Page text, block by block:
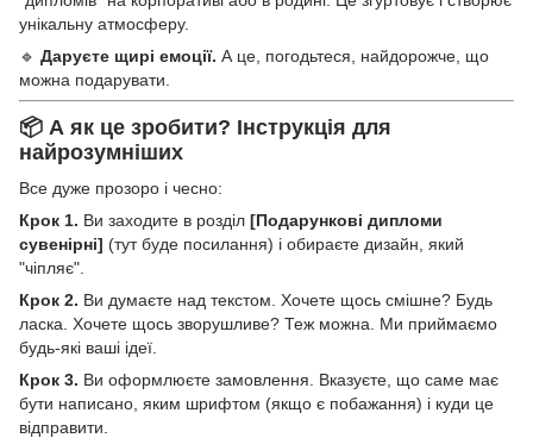
унікальну атмосферу.
🔹 Даруєте щирі емоції. А це, погодьтеся, найдорожче, що
можна подарувати.
📦 А як це зробити? Інструкція для
найрозумніших
Все дуже прозоро і чесно:
Крок 1. Ви заходите в розділ [Подарункові дипломи
сувенірні] (тут буде посилання) і обираєте дизайн, який
"чіпляє".
Крок 2. Ви думаєте над текстом. Хочете щось смішне? Будь
ласка. Хочете щось зворушливе? Теж можна. Ми приймаємо
будь-які ваші ідеї.
Крок 3. Ви оформлюєте замовлення. Вказуєте, що саме має
бути написано, яким шрифтом (якщо є побажання) і куди це
відправити.